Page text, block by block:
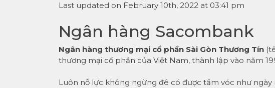
Last updated on February 10th, 2022 at 03:41 pm
Ngân hàng Sacombank
Ngân hàng thương mại cổ phần Sài Gòn Thương Tín
thương mại cổ phần của Việt Nam, thành lập vào năm
Luôn nỗ lực không ngừng đê có được tầm vóc như